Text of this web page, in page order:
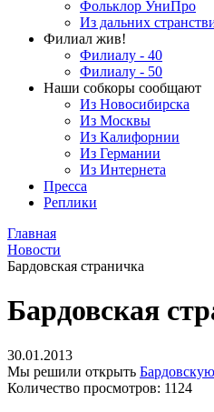
Фольклор УниПро
Из дальних
Филиал жив!
Филиалу - 40
Филиалу - 50
Наши собкоры сообщают
Из Новосибирска
Из Москвы
Из Калифорнии
Из Германии
Из Интернета
Пресса
Реплики
Главная
Новости
Бардовская страничка
Бардовская
30.01.2013
Мы решили открыть
Количество просмотров: 1124